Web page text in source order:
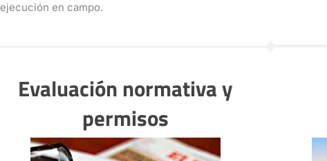
ejecución en campo.
Evaluación normativa y
permisos